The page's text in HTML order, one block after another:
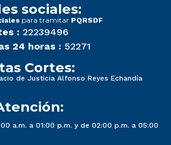
sociales:
para tramitar PQRSDF
: 22239496
24 horas : 52271
Cortes:
de Justicia Alfonso Reyes Echandía
a.m. a 01:00 p.m. y de 02:00 p.m. a 05:00